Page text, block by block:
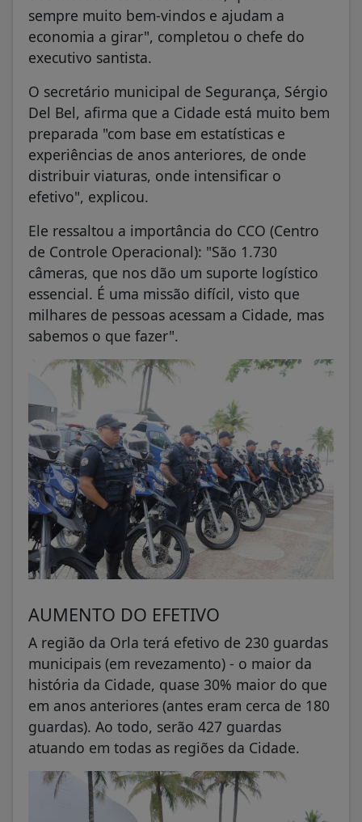
sempre muito bem-vindos e ajudam a
economia a girar", completou o chefe do
executivo santista.
O secretário municipal de Segurança, Sérgio
Del Bel, afirma que a Cidade está muito bem
preparada "com base em estatísticas e
experiências de anos anteriores, de onde
distribuir viaturas, onde intensificar o
efetivo", explicou.
Ele ressaltou a importância do CCO (Centro
de Controle Operacional): "São 1.730
câmeras, que nos dão um suporte logístico
essencial. É uma missão difícil, visto que
milhares de pessoas acessam a Cidade, mas
sabemos o que fazer".
AUMENTO DO EFETIVO
A região da Orla terá efetivo de 230 guardas
municipais (em revezamento) - o maior da
história da Cidade, quase 30% maior do que
em anos anteriores (antes eram cerca de 180
guardas). Ao todo, serão 427 guardas
atuando em todas as regiões da Cidade.